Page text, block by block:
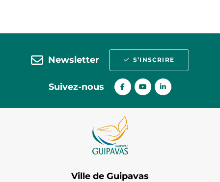
Newsletter S’INSCRIRE
Suivez-nous
Ville de Guipavas